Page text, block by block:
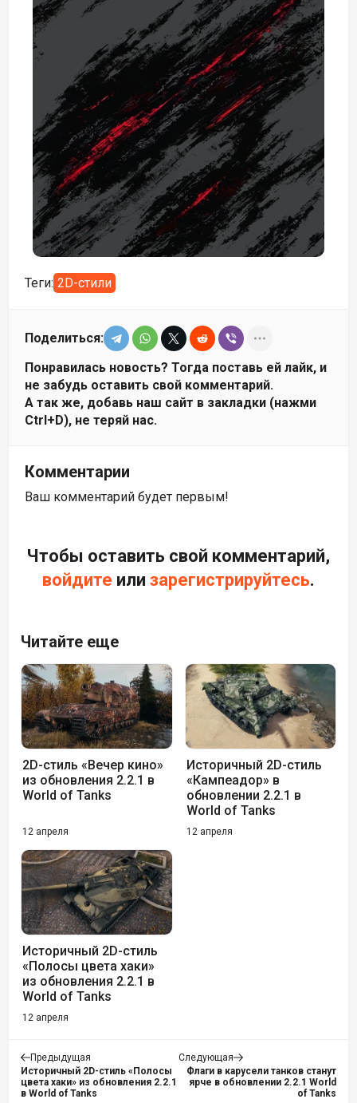
Теги: 2D-стили
Поделиться:
Понравилась новость? Тогда поставь ей лайк, и
не забудь оставить свой комментарий.
А так же, добавь наш сайт в закладки (нажми
Ctrl+D), не теряй нас.
Комментарии
Ваш комментарий будет первым!
Чтобы оставить свой комментарий,
войдите или зарегистрируйтесь.
Читайте еще
2D-стиль «Вечер кино»
из обновления 2.2.1 в
World of Tanks
12 апреля
Историчный 2D-стиль
«Кампеадор» в
обновлении 2.2.1 в
World of Tanks
12 апреля
Историчный 2D-стиль
«Полосы цвета хаки»
из обновления 2.2.1 в
World of Tanks
12 апреля
Предыдущая
Историчный 2D-стиль «Полосы
цвета хаки» из обновления 2.2.1
в World of Tanks
Следующая
Флаги в карусели танков станут
ярче в обновлении 2.2.1 World
of Tanks